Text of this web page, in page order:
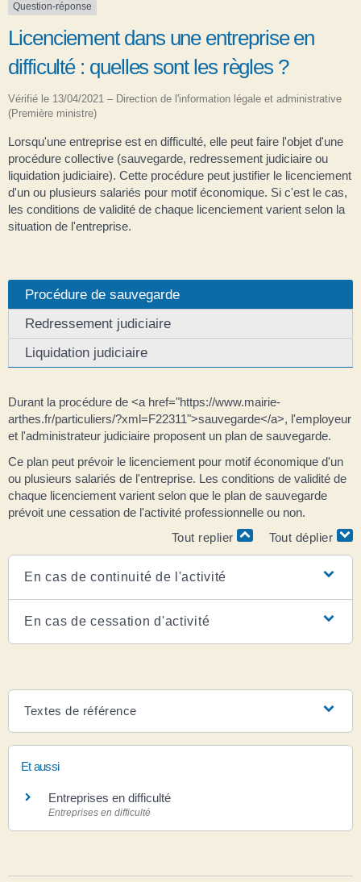
Question-réponse
Licenciement dans une entreprise en
difficulté : quelles sont les règles ?
Vérifié le 13/04/2021 – Direction de l'information légale et administrative
(Première ministre)
Lorsqu'une entreprise est en difficulté, elle peut faire l'objet d'une
procédure collective (sauvegarde, redressement judiciaire ou
liquidation judiciaire). Cette procédure peut justifier le licenciement
d'un ou plusieurs salariés pour motif économique. Si c'est le cas,
les conditions de validité de chaque licenciement varient selon la
situation de l'entreprise.
Procédure de sauvegarde
Redressement judiciaire
Liquidation judiciaire
Durant la procédure de <a href="https://www.mairie-
arthes.fr/particuliers/?xml=F22311">sauvegarde</a>, l'employeur
et l'administrateur judiciaire proposent un plan de sauvegarde.
Ce plan peut prévoir le licenciement pour motif économique d'un
ou plusieurs salariés de l'entreprise. Les conditions de validité de
chaque licenciement varient selon que le plan de sauvegarde
prévoit une cessation de l'activité professionnelle ou non.
Tout replier
Tout déplier
En cas de continuité de l'activité
En cas de cessation d'activité
Textes de référence
Et aussi
Entreprises en difficulté
Entreprises en difficulté